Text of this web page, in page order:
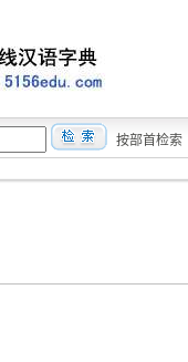
按部首检索